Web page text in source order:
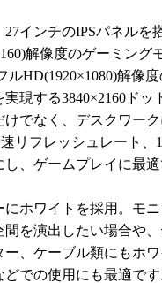
インチのIPSパネルを
解像度のゲーミング
ルHD(1920×1080)解像
実現する3840×2160ド
けでなく、デスクワー
リフレッシュレート
し、ゲームプレイに最
にホワイトを採用。モ
間を演出したい場合や
ー、ケーブル類にもホ
どでの使用にも最適です